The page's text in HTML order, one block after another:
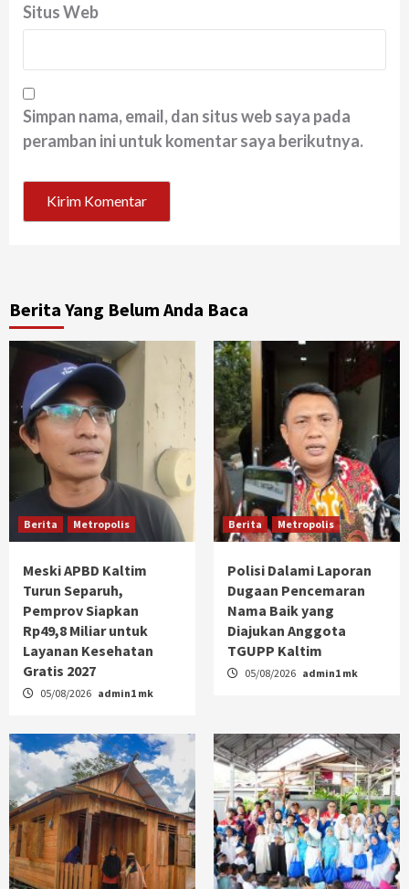
Situs Web
Simpan nama, email, dan situs web saya pada
peramban ini untuk komentar saya berikutnya.
Berita Yang Belum Anda Baca
Berita Metropolis
Meski APBD Kaltim
Turun Separuh,
Pemprov Siapkan
Rp49,8 Miliar untuk
Layanan Kesehatan
Gratis 2027
05/08/2026 admin1 mk
Berita Metropolis
Polisi Dalami Laporan
Dugaan Pencemaran
Nama Baik yang
Diajukan Anggota
TGUPP Kaltim
05/08/2026 admin1 mk